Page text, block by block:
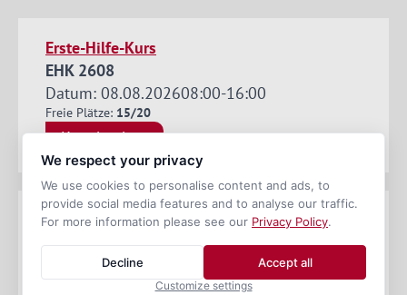
Erste-Hilfe-Kurs
EHK 2608
Datum: 08.08.202608:00-16:00
Freie Plätze: 15/20
Kurs buchen
ADR-Basiskurs Stück und Schüttgut
ADR Basis 2608
Datum: 17.08.2026
16:00
Freie Plätze:22/25
We respect your privacy
We use cookies to personalise content and ads, to
provide social media features and to analyse our traffic.
For more information please see our Privacy Policy.
Accept all
Decline
Customize settings